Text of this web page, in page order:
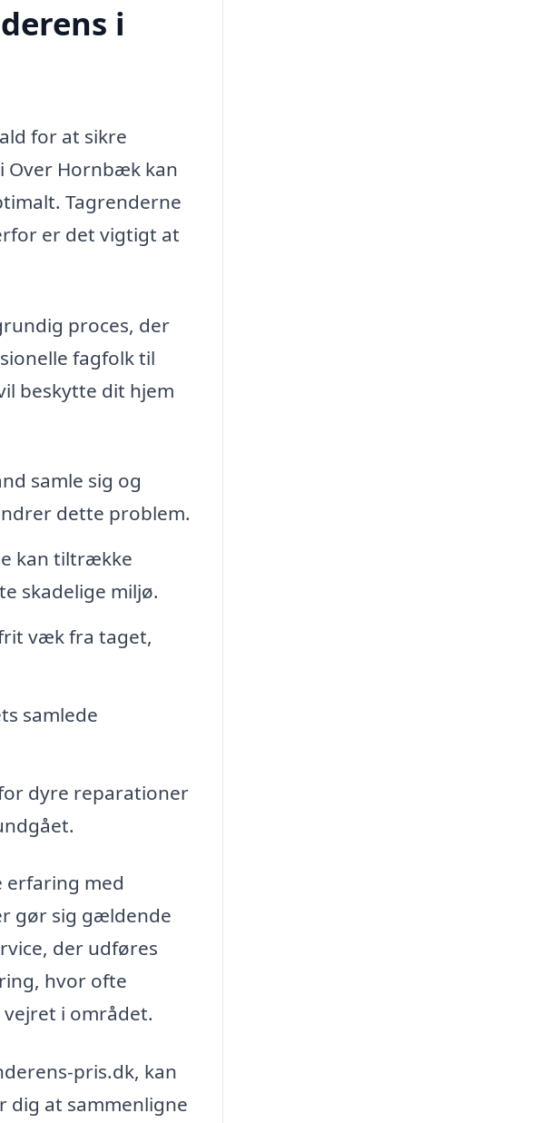
i
for at sikre
Over Hornbæk kan
Tagrenderne
er det vigtigt at
proces, der
fagfolk til
beskytte dit hjem
samle sig og
dette problem.
kan tiltrække
skadelige miljø.
væk fra taget,
samlede
dyre reparationer
erfaring med
gør sig gældende
der udføres
hvor ofte
i området.
pris.dk, kan
dig at sammenligne